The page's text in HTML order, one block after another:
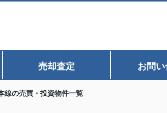
売却査定 お問
線の売買・投資物件一覧